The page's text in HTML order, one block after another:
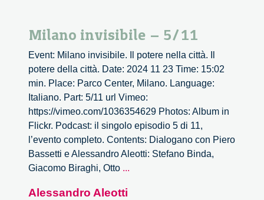
Milano invisibile – 5/11
Event: Milano invisibile. Il potere nella città. Il
potere della città. Date: 2024 11 23 Time: 15:02
min. Place: Parco Center, Milano. Language:
Italiano. Part: 5/11 url Vimeo:
https://vimeo.com/1036354629 Photos: Album in
Flickr. Podcast: il singolo episodio 5 di 11,
l’evento completo. Contents: Dialogano con Piero
Bassetti e Alessandro Aleotti: Stefano Binda,
Giacomo Biraghi, Otto ...
Alessandro Aleotti